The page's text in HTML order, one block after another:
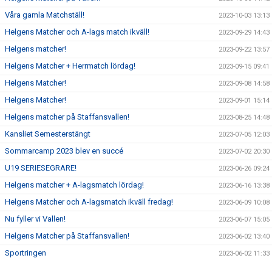
Våra gamla Matchställ! 2023-10-03 13:13
Helgens Matcher och A-lags match ikväll! 2023-09-29 14:43
Helgens matcher! 2023-09-22 13:57
Helgens Matcher + Herrmatch lördag! 2023-09-15 09:41
Helgens Matcher! 2023-09-08 14:58
Helgens Matcher! 2023-09-01 15:14
Helgens matcher på Staffansvallen! 2023-08-25 14:48
Kansliet Semesterstängt 2023-07-05 12:03
Sommarcamp 2023 blev en succé 2023-07-02 20:30
U19 SERIESEGRARE! 2023-06-26 09:24
Helgens matcher + A-lagsmatch lördag! 2023-06-16 13:38
Helgens Matcher och A-lagsmatch ikväll fredag! 2023-06-09 10:08
Nu fyller vi Vallen! 2023-06-07 15:05
Helgens Matcher på Staffansvallen! 2023-06-02 13:40
Sportringen 2023-06-02 11:33